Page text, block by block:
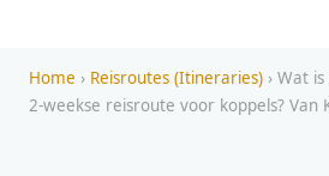
Home › Reisroutes (Itineraries) › Wat
2-weekse reisroute voor koppels? Van